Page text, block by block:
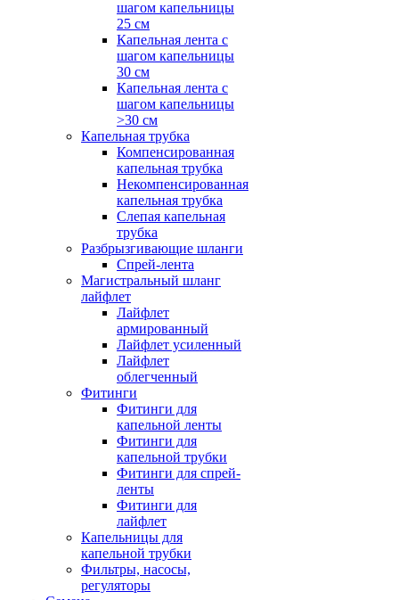
шагом капельницы
25 см
Капельная лента с
шагом капельницы
30 см
Капельная лента с
шагом капельницы
>30 см
Капельная трубка
Компенсированная
капельная трубка
Некомпенсированная
капельная трубка
Слепая капельная
трубка
Разбрызгивающие шланги
Спрей-лента
Магистральный шланг
лайфлет
Лайфлет
армированный
Лайфлет усиленный
Лайфлет
облегченный
Фитинги
Фитинги для
капельной ленты
Фитинги для
капельной трубки
Фитинги для спрей-
ленты
Фитинги для
лайфлет
Капельницы для
капельной трубки
Фильтры, насосы,
регуляторы